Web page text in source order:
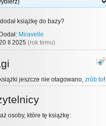
książkę do bazy?
Dodał: Miravelle
II 2025 (rok temu)
[
jeszcze nie otagowano, zrób to!
osoby, które tę książkę: